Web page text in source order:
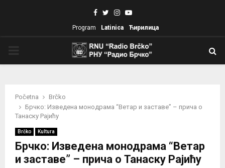
Facebook
TwitterInstagram
Youtube
Program Latinica Ћирилица
Početna
Brčko
Брчко: Изведена монодрама “Ветар и заставе” – прича о
Танаску Рајићу
Brčko Kultura
Брчко: Изведена монодрама “Ветар
и заставе” – прича о Танаску Рајићу